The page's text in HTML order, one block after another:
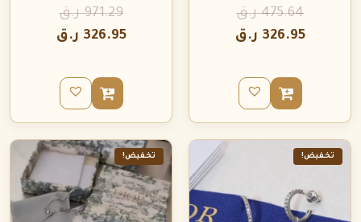
475.64 ر.ق
326.95 ر.ق
971.29 ر.ق
326.95 ر.ق
تخفيض! تخفيض!